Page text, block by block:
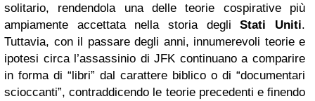
solitario, rendendola una delle teorie cospirative più
ampiamente accettata nella storia degliStati Uniti.
Tuttavia, con il passare degli anni, innumerevoli teorie e
ipotesi circa l’assassinio di JFK continuano a comparire
in forma di “libri” dal carattere biblico o di “documentari
scioccanti”, contraddicendo le teorie precedenti e finendo